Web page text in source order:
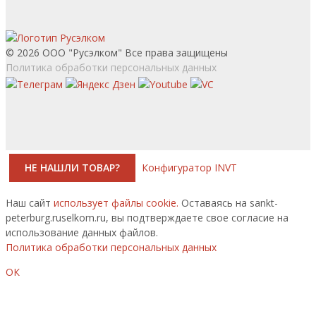
© 2026 ООО "Русэлком" Все права защищены
Политика обработки персональных данных
НЕ НАШЛИ ТОВАР? Конфигуратор INVT
Наш сайт использует файлы cookie. Оставаясь на sankt-
peterburg.ruselkom.ru, вы подтверждаете свое согласие на
использование данных файлов.
Политика обработки персональных данных
ОК